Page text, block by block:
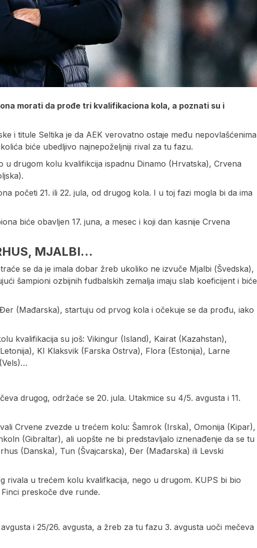
morati da prođe tri kvalifikaciona kola, a poznati su i
i titule Seltika je da AEK verovatno ostaje među nepovlašćenima
biće ubedljivo najnepoželjniji rival za tu fazu.
drugom kolu kvalifikcija ispadnu Dinamo (Hrvatska), Crvena
početi 21. ili 22. jula, od drugog kola. I u toj fazi mogla bi da ima
biće obavljen 17. juna, a mesec i koji dan kasnije Crvena
MJALBI…
se da je imala dobar žreb ukoliko ne izvuče Mjalbi (Švedska),
šampioni ozbijnih fudbalskih zemalja imaju slab koeficijent i biće
(Mađarska), startuju od prvog kola i očekuje se da prođu, iako
kvalifikacija su još: Vikingur (Island), Kairat (Kazahstan),
KI Klaksvik (Farska Ostrva), Flora (Estonija), Larne
drugog, održaće se 20. jula. Utakmice su 4/5. avgusta i 11.
Crvene zvezde u trećem kolu: Šamrok (Irska), Omonija (Kipar),
(Gibraltar), ali uopšte ne bi predstavljalo iznenađenje da se tu
(Danska), Tun (Švajcarska), Đer (Mađarska) ili Levski
rivala u trećem kolu kvalifkacija, nego u drugom. KUPS bi bio
preskoče dve runde.
i 25/26. avgusta, a žreb za tu fazu 3. avgusta uoči mečeva